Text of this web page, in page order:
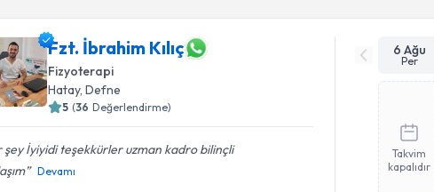
Fzt. İbrahim Kılıç
Fizyoterapi
Hatay, Defne
5 (36 Değerlendirme)
şey İyiyidi teşekkürler uzman kadro bilinçli
Devamı
6 Ağu
Per
Takvim
kapalıdır